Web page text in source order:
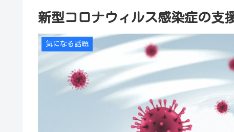
新型コロナウィルス感染症の支
気になる話題